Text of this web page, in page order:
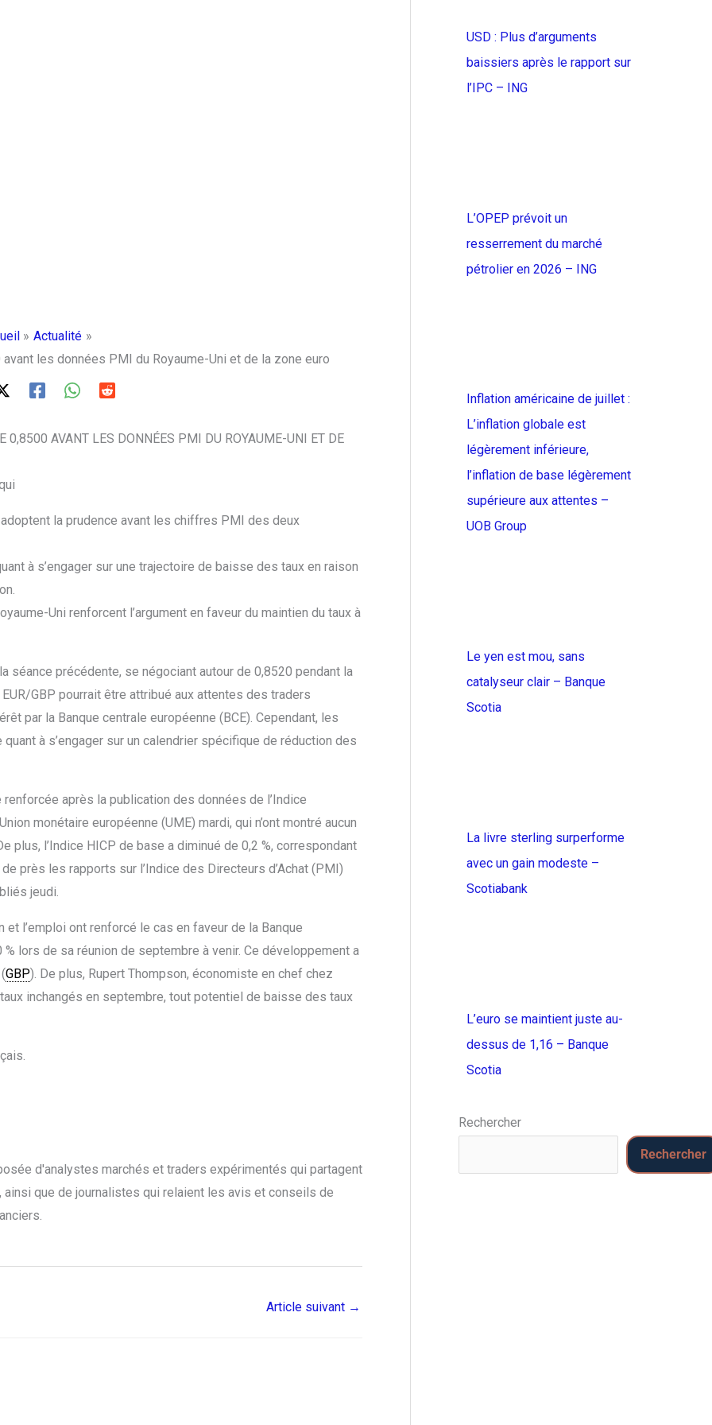
Actualité
les données PMI du Royaume-Uni et de la zone euro
AVANT LES DONNÉES PMI DU ROYAUME-UNI ET DE
la prudence avant les chiffres PMI des deux
à s’engager sur une trajectoire de baisse des taux en raison
Uni renforcent l’argument en faveur du maintien du taux à
séance précédente, se négociant autour de 0,8520 pendant la
GBP pourrait être attribué aux attentes des traders
par la Banque centrale européenne (BCE). Cependant, les
à s’engager sur un calendrier spécifique de réduction des
après la publication des données de l’Indice
monétaire européenne (UME) mardi, qui n’ont montré aucun
plus, l’Indice HICP de base a diminué de 0,2 %, correspondant
près les rapports sur l’Indice des Directeurs d’Achat (PMI)
jeudi.
l’emploi ont renforcé le cas en faveur de la Banque
% lors de sa réunion de septembre à venir. Ce développement a
GBP). De plus, Rupert Thompson, économiste en chef chez
inchangés en septembre, tout potentiel de baisse des taux
d'analystes marchés et traders expérimentés qui partagent
que de journalistes qui relaient les avis et conseils de
Article suivant →
USD : Plus d’arguments
baissiers après le rapport sur
l’IPC – ING
L’OPEP prévoit un
resserrement du marché
pétrolier en 2026 – ING
Inflation américaine de juillet :
L’inflation globale est
légèrement inférieure,
l’inflation de base légèrement
supérieure aux attentes –
UOB Group
Le yen est mou, sans
catalyseur clair – Banque
Scotia
La livre sterling surperforme
avec un gain modeste –
Scotiabank
L’euro se maintient juste au-
dessus de 1,16 – Banque
Scotia
Rechercher
Rechercher